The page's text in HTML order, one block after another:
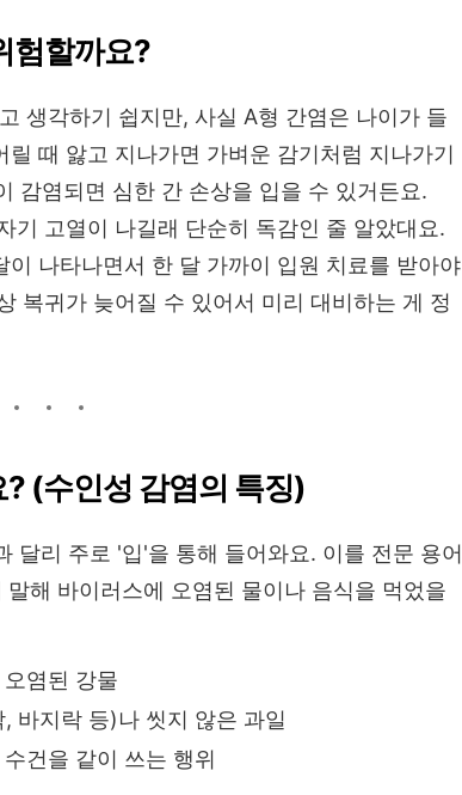
험할까요?
생각하기 쉽지만, 사실 A형 간염은 나이가 들
때 앓고 지나가면 가벼운 감기처럼 지나가기
감염되면 심한 간 손상을 입을 수 있거든요.
기 고열이 나길래 단순히 독감인 줄 알았대요.
나타나면서 한 달 가까이 입원 치료를 받아야
복귀가 늦어질 수 있어서 미리 대비하는 게 정
(수인성 감염의 특징)
달리 주로 '입'을 통해 들어와요. 이를 전문 용어
해 바이러스에 오염된 물이나 음식을 먹었을
염된 강물
바지락 등)나 씻지 않은 과일
건을 같이 쓰는 행위